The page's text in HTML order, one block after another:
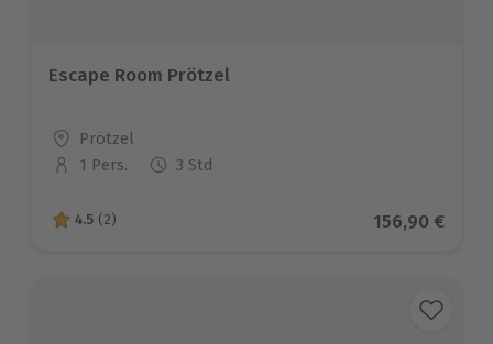
Escape Room Prötzel
Standort
Prötzel
Anzahl der Teilnehmer
1 Pers. 3 Std
4.5 von 5 Sternen basierend auf 2 Bewertungen
4.5 (2) Aktueller
156,90 €